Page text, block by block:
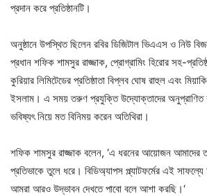
প্রদান করে প্রতিষ্ঠানটি।
অনুষ্ঠানে উপস্থিত ছিলেন রবির ডিজিটাল ভিএএস ও নিউ
প্রধান শফিক শামসুর রাজ্জাক, প্রোগ্রামিং হিরোর সহ-
কুরিয়ার লিমিটেডের প্রতিষ্ঠাতা বিপ্লব ঘোষ রাহুল এবং
ইসলাম। এ সময় তরুণ প্রযুক্তি উদ্যোক্তাদের অনুপ্রাণিত
ভবিষ্যৎ নিয়ে মত বিনিময় করেন অতিথিরা।
শফিক শামসুর রাজ্জাক বলেন, ‘এ ধরনের আয়োজন আমাদের
প্রতিভাকে তুলে ধরে। বিডিঅ্যাপস প্ল্যাটফর্মের এই
আমরা আরও উদ্ভাবন দেখতে পাবো বলে আশা করছি।‘